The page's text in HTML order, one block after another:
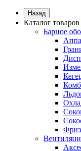
Назад
Каталог товаров
Барное